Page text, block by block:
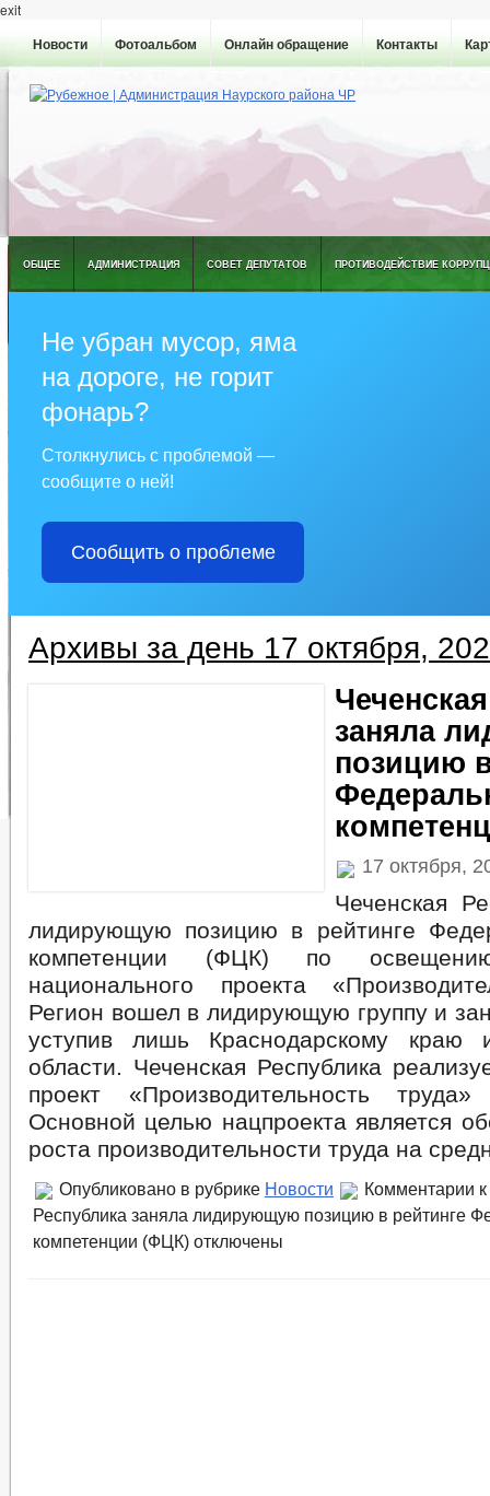
exit
Новости Фотоальбом Онлайн обращение Контакты
ОБЩЕЕ АДМИНИСТРАЦИЯ СОВЕТ ДЕПУТАТОВ ПРОТИВОДЕЙСТВИЕ
Не убран мусор, яма
на дороге, не горит
фонарь?
Столкнулись с проблемой —
сообщите о ней!
Сообщить о проблеме
Архивы за день 17 октября,
заняла
позицию
17 октября,
Чеченская
лидирующую позицию в рейтинге
компетенции (ФЦК) по
национального проекта
Регион вошел в лидирующую группу и
уступив лишь Краснодарскому краю
области. Чеченская Республика
проект «Производительность
Основной целью нацпроекта является
роста производительности труда на
Опубликовано в рубрике Новости Комментарии
Республика заняла лидирующую позицию в рейтинге
компетенции (ФЦК) отключены